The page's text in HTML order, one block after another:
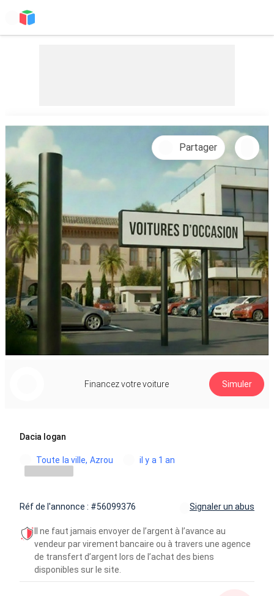
Partager
Financez votre voiture Simuler
Dacia logan
Toute la ville, Azrou il y a 1 an
Réf de l'annonce : #56099376 Signaler un abus
Il ne faut jamais envoyer de l’argent à l’avance au
vendeur par virement bancaire ou à travers une agence
de transfert d’argent lors de l’achat des biens
disponibles sur le site.